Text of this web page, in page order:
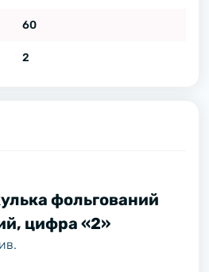
60
2
фольгований
цифра «2»